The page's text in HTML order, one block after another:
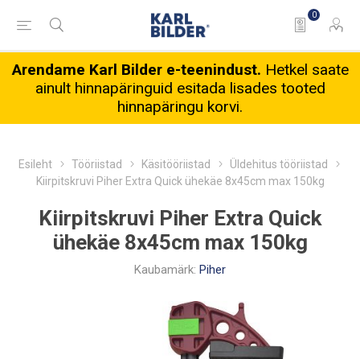
0
Arendame Karl Bilder e-teenindust. Hetkel saate
ainult hinnapäringuid esitada lisades tooted
hinnapäringu korvi.
Esileht Tööriistad Käsitööriistad
Üldehitus tööriistad
Kiirpitskruvi Piher Extra Quick ühekäe 8x45cm max 150kg
Kiirpitskruvi Piher Extra Quick
ühekäe 8x45cm max 150kg
Kaubamärk: Piher